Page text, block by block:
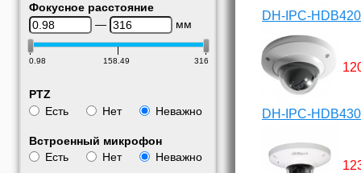
Фокусное расстояние
—
мм
0.98 158.49 316
PTZ
Есть
Нет Неважно
Встроенный микрофон
Есть
Нет Неважно
DH-IPC-
DH-IPC-